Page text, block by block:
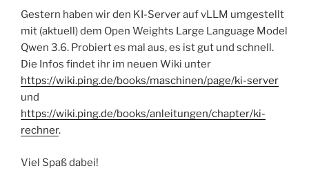
Gestern haben wir den KI-Server auf vLLM umgestellt
mit (aktuell) dem Open Weights Large Language Model
Qwen 3.6. Probiert es mal aus, es ist gut und schnell.
Die Infos findet ihr im neuen Wiki unter
https://wiki.ping.de/books/maschinen/page/ki-server
und
https://wiki.ping.de/books/anleitungen/chapter/ki-
rechner.
Viel Spaß dabei!